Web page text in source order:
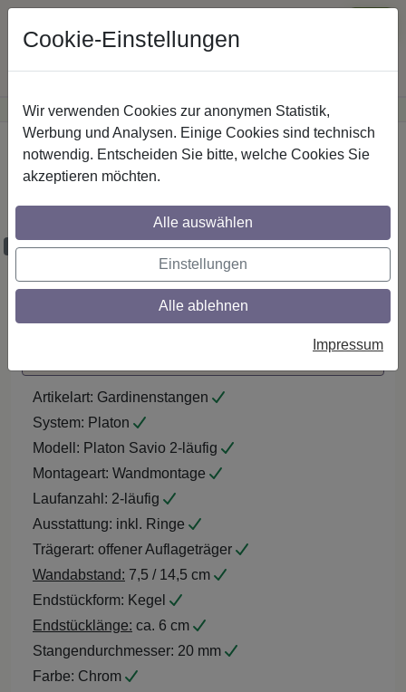
Günstige Versandkosteninnerhalb Österreichs· Sichere Zahlung
Startseite
Stilg. 20 mm 2-lfg. Platon Savio 260 cm
Chrom
Maßzuschnitt möglich
Artikelart: Gardinenstangen
System: Platon
Modell: Platon Savio 2-läufig
Montageart: Wandmontage
Laufanzahl: 2-läufig
Ausstattung: inkl. Ringe
Trägerart: offener Auflageträger
Wandabstand: 7,5 / 14,5 cm
Endstückform: Kegel
Endstücklänge: ca. 6 cm
Stangendurchmesser: 20 mm
Farbe: Chrom
Cookie-Einstellungen
Wir verwenden Cookies zur anonymen Statistik,
Werbung und Analysen. Einige Cookies sind technisch
notwendig. Entscheiden Sie bitte, welche Cookies Sie
akzeptieren möchten.
Alle auswählen
Einstellungen
Alle ablehnen
Impressum